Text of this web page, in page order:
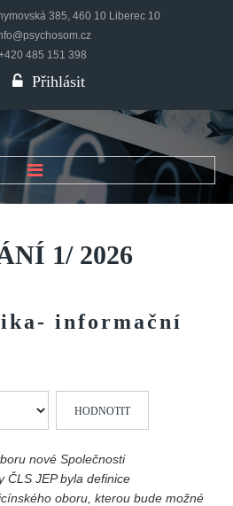
385, 460 10 Liberec 10
485 151 398
Přihlásit
ÚVOD
ČASOPISU
Historie
FAQ
Vydání 1/ 2026
2/ 2025
1/ 2025
1/ 2026
informační
nové Společnosti
ČLS JEP byla definice
oboru, kterou bude možné